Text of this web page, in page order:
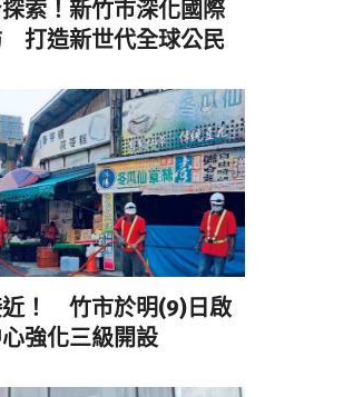
索！新竹市深化國際
打造新世代全球公民
近！ 竹市於明(9)日啟
強化三級開設